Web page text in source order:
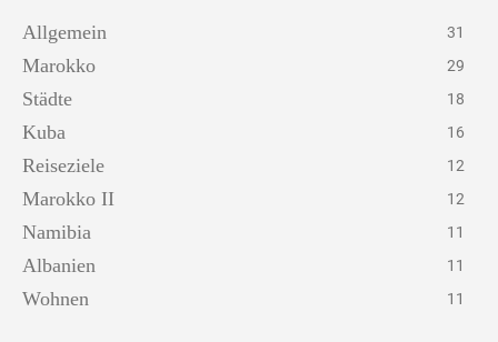
Allgemein 31
Marokko 29
Städte 18
Kuba 16
Reiseziele 12
Marokko II 12
Namibia 11
Albanien 11
Wohnen 11